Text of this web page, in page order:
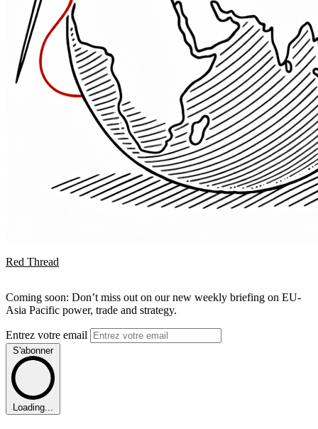
Red Thread
Coming soon: Don’t miss out on our new weekly briefing on EU-
Asia Pacific power, trade and strategy.
Entrez votre email
S'abonner
Loading...